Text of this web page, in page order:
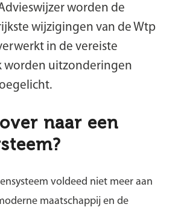
worden de
wijzigingen van de Wtp
in de vereiste
worden uitzonderingen
naar een
voldeed niet meer aan
maatschappij en de